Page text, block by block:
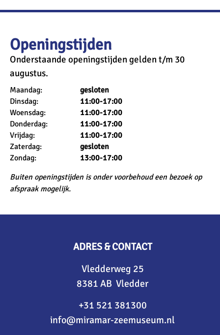
Openingstijden
Onderstaande openingstijden gelden t/m 30
augustus.
Maandag:
Dinsdag:
Woensdag:
Donderdag:
Vrijdag:
Zaterdag:
Zondag:
gesloten
11:00-17:00
11:00-17:00
11:00-17:00
11:00-17:00
gesloten
13:00-17:00
Buiten openingstijden is onder voorbehoud een bezoek op
afspraak mogelijk.
ADRES & CONTACT
Vledderweg 25
8381 AB Vledder
+31 521 381300
info@miramar-zeemuseum.nl